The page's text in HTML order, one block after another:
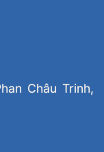
Châu Trinh,